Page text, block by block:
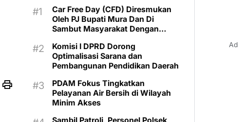
Car Free Day (CFD) Diresmukan
Oleh PJ Bupati Mura Dan Di
Sambut Masyarakat Dengan
Komisi I DPRD Dorong
Optimalisasi Sarana dan
Pembangunan Pendidikan Daerah
PDAM Fokus Tingkatkan
Pelayanan Air Bersih di Wilayah
Minim Akses
Sambil Patroli, Personel Polsek
Ad